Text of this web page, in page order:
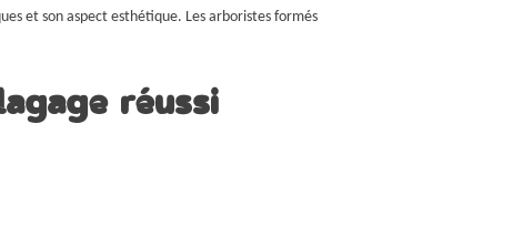
et son aspect esthétique. Les arboristes formés
réussi